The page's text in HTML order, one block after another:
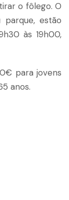
o fôlego. O
estão
às 19h00,
para jovens
anos.